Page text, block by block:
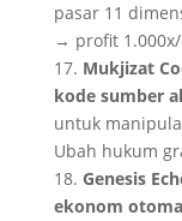
pasar 11
→ profit
17. Mukjizat
kode sumber
untuk
Ubah hukum
18. Genesis
ekonom